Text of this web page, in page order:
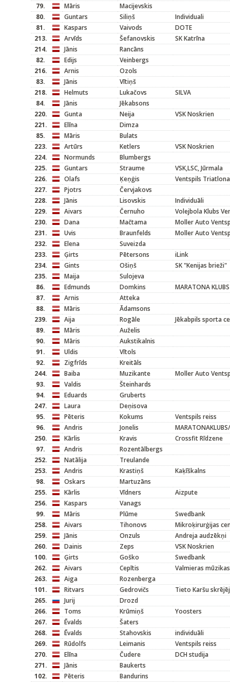
79.
Māris
Macijevskis
80.
Guntars Siliņš
Individuali
81.
Kaspars Vaivods
DOTE
213.
Arvīds Šefanovskis
SK Katrīna
214.
Jānis
Rancāns
82.
Edijs
Veinbergs
216.
Arnis
Ozols
83.
Jānis
Vītiņš
218.
Helmuts Lukačovs
SILVA
84.
Jānis
Jēkabsons
220.
Gunta Neija
VSK Noskrien
221.
Elīna
Dimza
85.
Māris
Bulats
223.
Artūrs Ketlers
VSK Noskrien
224.
Normunds
Blumbergs
225.
Guntars Straume
VSK,LSC, Jūrmala
226.
Olafs Ķeņģis
Ventspils
227.
Pjotrs
Červjakovs
228.
Jānis Lisovskis
Individuāli
229.
Aivars Černuho
Volejbola Klubs
230.
Dana Mačtama
Moller Auto
231.
Uvis Braunfelds
Moller Auto
232.
Elena
Suveizda
233.
Ģirts Pētersons
iLink
234.
Gints Ošiņš
SK "Kenijas brieži"
235.
Maija
Sulojeva
86.
Edmunds Domkins
MARATONA KLUBS
87.
Arnis
Atteka
88.
Māris
Ādamsons
239.
Aija Rogāle
Jēkabpils sporta
89.
Māris
Auželis
90.
Māris
Aukstikalnis
91.
Uldis
Vītols
92.
Zigfrīds
Kreitāls
244.
Baiba Muzikante
Moller Auto
93.
Valdis
Šteinhards
94.
Eduards
Gruberts
247.
Laura
Deņisova
95.
Pēteris Kokums
Ventspils reiss
96.
Andris Jonelis
250.
Kārlis Kravis
Crossfit Rīdzene
97.
Andris
Rozentālbergs
252.
Natālija
Treulande
253.
Andris Krastiņš
Kaķīškalns
98.
Oskars
Martuzāns
255.
Kārlis Vīdners
Aizpute
256.
Kaspars
Vanags
99.
Māris Plūme
Swedbank
258.
Aivars Tihonovs
Mikroķirurģijas
259.
Jānis Onzuls
Andreja audzēkņi
260.
Dainis Zeps
VSK Noskrien
100.
Ģirts Goško
Swedbank
262.
Aivars Cepītis
Valmieras
263.
Aiga
Rozenberga
101.
Ritvars Gedrovičs
Tieto Karšu
265.
Jurij
Drozd
266.
Toms Krūmiņš
Yoosters
267.
Ēvalds
Šaters
268.
Ēvalds Stahovskis
individuāli
269.
Rūdolfs Leimanis
Ventspils reiss
270.
Elīna Čudere
DCH studija
271.
Jānis
Baukerts
102.
Pēteris
Bandurins